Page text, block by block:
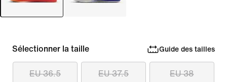
Sélectionner la taille Guide des tailles
EU 36.5 EU 37.5 EU 38